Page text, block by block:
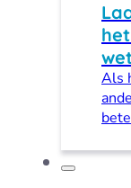
Als